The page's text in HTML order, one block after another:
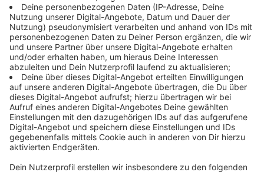
Beschäftigten hier diesmal dazu aufgerufen, ihre
Arbeit tagelang bis einschließlich Samstag
niederzulegen. Mit dem "Adventsstreik" will die
Gewerkschaft Ver.di das Weihnachtsgeschäft des
Versandhändlers stören und so ihre Forderung nach
einem Tarifvertrag erneuern. Das Unternehmen lehnt
eine Tarifbindung allerdings seit Jahren ab und reagiert
mit Imagewerbung.
Amazon selbst spricht davon, dass die Arbeit in den
Logistikzentren Rheinberg und Werne ohne